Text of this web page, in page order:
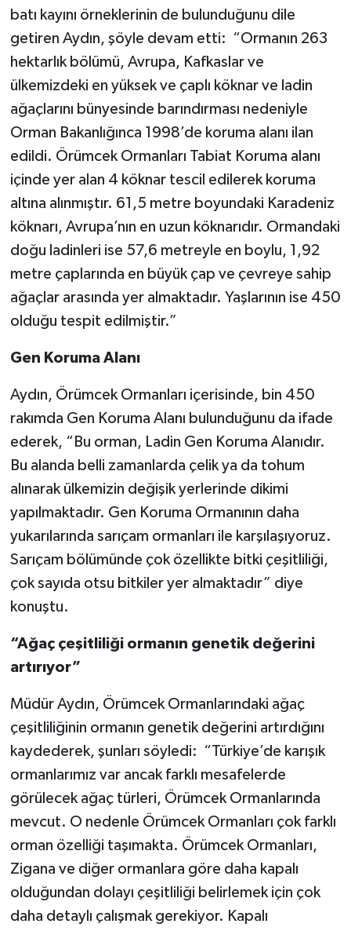
batı kayını örneklerinin de bulunduğunu dile
getiren Aydın, şöyle devam etti: “Ormanın 263
hektarlık bölümü, Avrupa, Kafkaslar ve
ülkemizdeki en yüksek ve çaplı köknar ve ladin
ağaçlarını bünyesinde barındırması nedeniyle
Orman Bakanlığınca 1998’de koruma alanı ilan
edildi. Örümcek Ormanları Tabiat Koruma alanı
içinde yer alan 4 köknar tescil edilerek koruma
altına alınmıştır. 61,5 metre boyundaki Karadeniz
köknarı, Avrupa’nın en uzun köknarıdır. Ormandaki
doğu ladinleri ise 57,6 metreyle en boylu, 1,92
metre çaplarında en büyük çap ve çevreye sahip
ağaçlar arasında yer almaktadır. Yaşlarının ise 450
olduğu tespit edilmiştir.”
Gen Koruma Alanı
Aydın, Örümcek Ormanları içerisinde, bin 450
rakımda Gen Koruma Alanı bulunduğunu da ifade
ederek, “Bu orman, Ladin Gen Koruma Alanıdır.
Bu alanda belli zamanlarda çelik ya da tohum
alınarak ülkemizin değişik yerlerinde dikimi
yapılmaktadır. Gen Koruma Ormanının daha
yukarılarında sarıçam ormanları ile karşılaşıyoruz.
Sarıçam bölümünde çok özellikte bitki çeşitliliği,
çok sayıda otsu bitkiler yer almaktadır” diye
konuştu.
“Ağaç çeşitliliği ormanın genetik değerini
artırıyor”
Müdür Aydın, Örümcek Ormanlarındaki ağaç
çeşitliliğinin ormanın genetik değerini artırdığını
kaydederek, şunları söyledi: “Türkiye’de karışık
ormanlarımız var ancak farklı mesafelerde
görülecek ağaç türleri, Örümcek Ormanlarında
mevcut. O nedenle Örümcek Ormanları çok farklı
orman özelliği taşımakta. Örümcek Ormanları,
Zigana ve diğer ormanlara göre daha kapalı
olduğundan dolayı çeşitliliği belirlemek için çok
daha detaylı çalışmak gerekiyor. Kapalı